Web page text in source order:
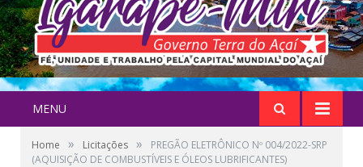
MENU
Home » Licitações »
PREGÃO ELETRÔNICO Nº 004/2022-SRP
(AQUISIÇÃO DE COMBUSTÍVEIS E ÓLEOS LUBRIFICANTES)